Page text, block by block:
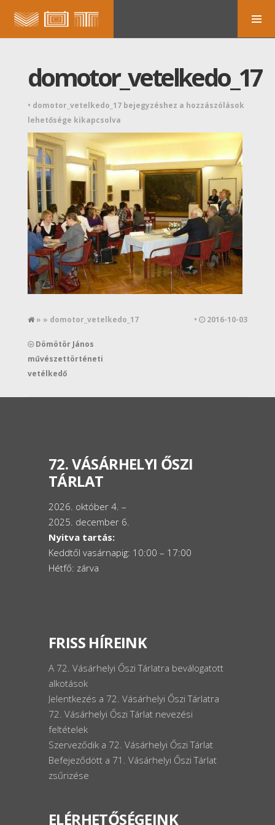
domotor_vetelkedo_17
• domotor_vetelkedo_17 bejegyzéshez a hozzászólások
lehetősége kikapcsolva
» » domotor_vetelkedo_17 • 2016-10-03
Dömötör János
művészettörténeti
vetélkedő
72. VÁSÁRHELYI ŐSZI
TÁRLAT
2026. október 4. –
2025. december 6.
Nyitva tartás:
Keddtől vasárnapig: 10:00 – 17:00
Hétfő: zárva
FRISS HÍREINK
A 72. Vásárhelyi Őszi Tárlatra beválogatott
alkotások
Jelentkezés a 72. Vásárhelyi Őszi Tárlatra
72. Vásárhelyi Őszi Tárlat nevezési
feltételek
Szerveződik a 72. Vásárhelyi Őszi Tárlat
Befejeződött a 71. Vásárhelyi Őszi Tárlat
zsűrizése
ELÉRHETŐSÉGEINK